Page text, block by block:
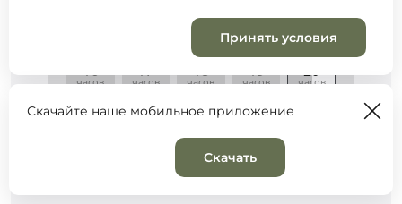
Принять условия
Скачайте наше мобильное приложение
Скачать